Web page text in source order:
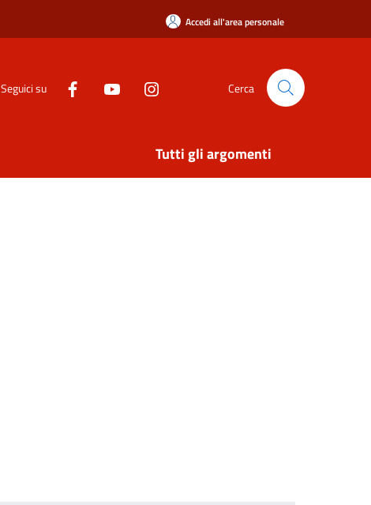
Accedi all'area personale
Seguici su Cerca
Tutti gli argomenti